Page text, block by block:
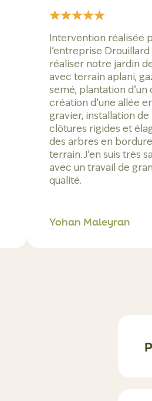
Intervention réalisée
l’entreprise
réaliser notre jardin
avec terrain aplani,
semé, plantation d’un
création d’une allée
gravier, installation de
clôtures rigides et
des arbres en
terrain. J’en suis très
avec un travail de
qualité.
Yohan Maleyran